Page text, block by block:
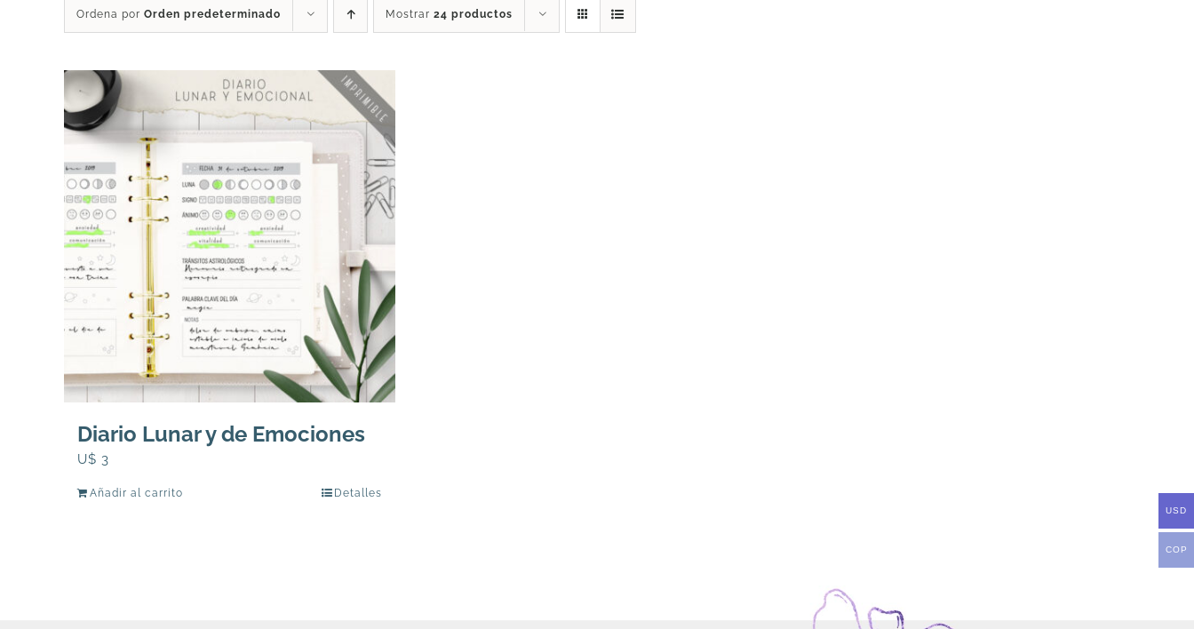
Ordena por Orden predeterminado Mostrar 24 productos
Diario Lunar y de Emociones
U$ 3
Añadir al carrito Detalles
USD
COP